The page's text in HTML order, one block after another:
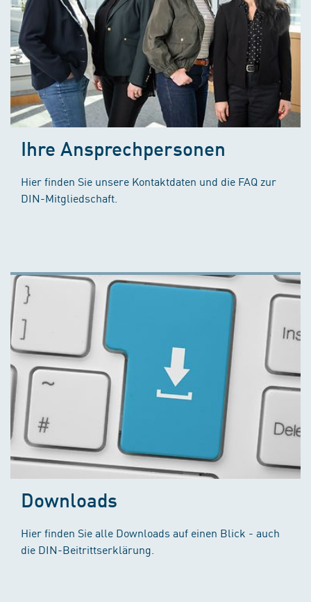
Ihre Ansprechpersonen
Hier finden Sie unsere Kontaktdaten und die FAQ zur
DIN-Mitgliedschaft.
Downloads
Hier finden Sie alle Downloads auf einen Blick - auch
die DIN-Beitrittserklärung.